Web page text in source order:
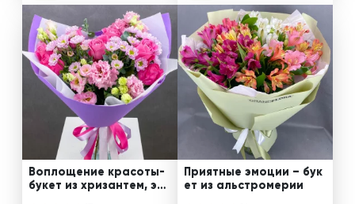
Воплощение красоты-
букет из хризантем, эус
Приятные эмоции – бук
ет из альстромерии